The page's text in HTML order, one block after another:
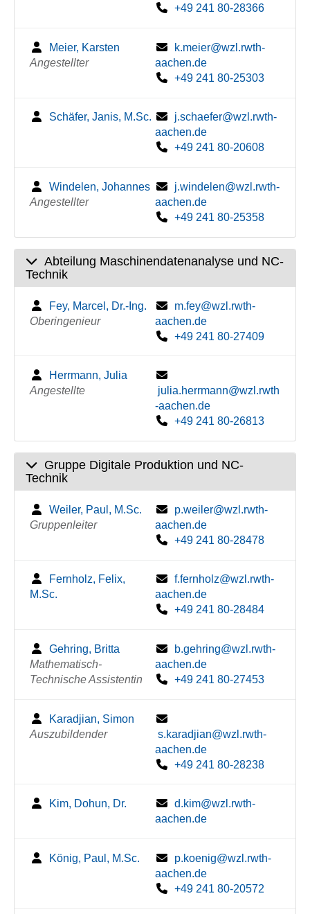
+49 241 80-28366
Meier, Karsten
Angestellter
k.meier@wzl.rwth-
aachen.de
+49 241 80-25303
Schäfer, Janis, M.Sc.
j.schaefer@wzl.rwth-
aachen.de
+49 241 80-20608
Windelen, Johannes
Angestellter
j.windelen@wzl.rwth-
aachen.de
+49 241 80-25358
Abteilung Maschinendatenanalyse und NC-
Technik
Fey, Marcel, Dr.-Ing.
Oberingenieur
m.fey@wzl.rwth-
aachen.de
+49 241 80-27409
Herrmann, Julia
Angestellte
julia.herrmann@wzl.rwth
-aachen.de
+49 241 80-26813
Gruppe Digitale Produktion und NC-
Technik
Weiler, Paul, M.Sc.
Gruppenleiter
p.weiler@wzl.rwth-
aachen.de
+49 241 80-28478
Fernholz, Felix,
M.Sc.
f.fernholz@wzl.rwth-
aachen.de
+49 241 80-28484
Gehring, Britta
Mathematisch-
Technische Assistentin
b.gehring@wzl.rwth-
aachen.de
+49 241 80-27453
Karadjian, Simon
Auszubildender
s.karadjian@wzl.rwth-
aachen.de
+49 241 80-28238
Kim, Dohun, Dr.
d.kim@wzl.rwth-
aachen.de
König, Paul, M.Sc.
p.koenig@wzl.rwth-
aachen.de
+49 241 80-20572